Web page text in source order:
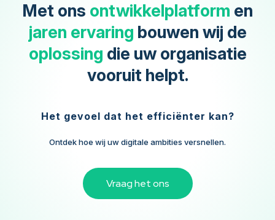
Met ons ontwikkelplatform en
jaren ervaring bouwen wij de
oplossing die uw organisatie
vooruit helpt.
Het gevoel dat het efficiënter kan?
Ontdek hoe wij uw digitale ambities versnellen.
Vraag het ons